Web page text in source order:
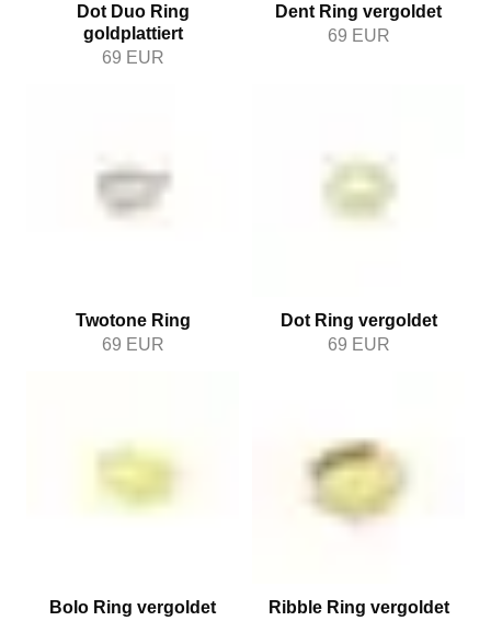
Dot Duo Ring
goldplattiert
69 EUR
Dent Ring vergoldet
69 EUR
Twotone Ring
69 EUR
Dot Ring vergoldet
69 EUR
Bolo Ring vergoldet
Ribble Ring vergoldet